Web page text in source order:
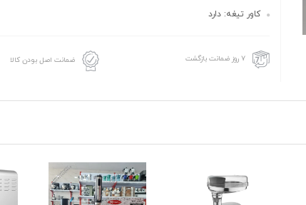
کاور تیغه: دارد
۷ روز ضمانت بازگشت ضمانت اصل بودن کالا